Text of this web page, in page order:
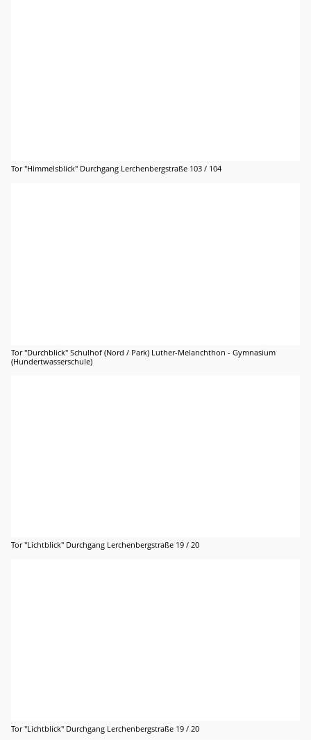
Tor "Himmelsblick" Durchgang Lerchenbergstraße 103 / 104
Tor "Durchblick" Schulhof (Nord / Park) Luther-Melanchthon - Gymnasium
(Hundertwasserschule)
Tor "Lichtblick" Durchgang Lerchenbergstraße 19 / 20
Tor "Lichtblick" Durchgang Lerchenbergstraße 19 / 20